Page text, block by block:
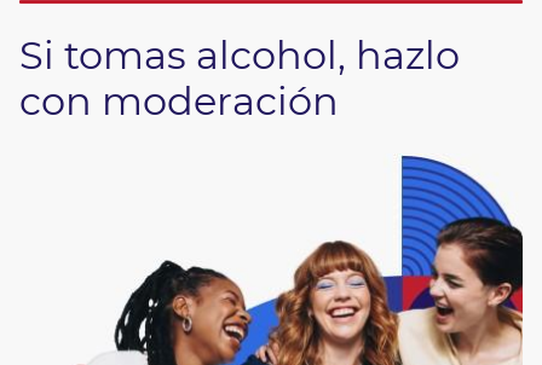
Si tomas alcohol, hazlo
con moderación